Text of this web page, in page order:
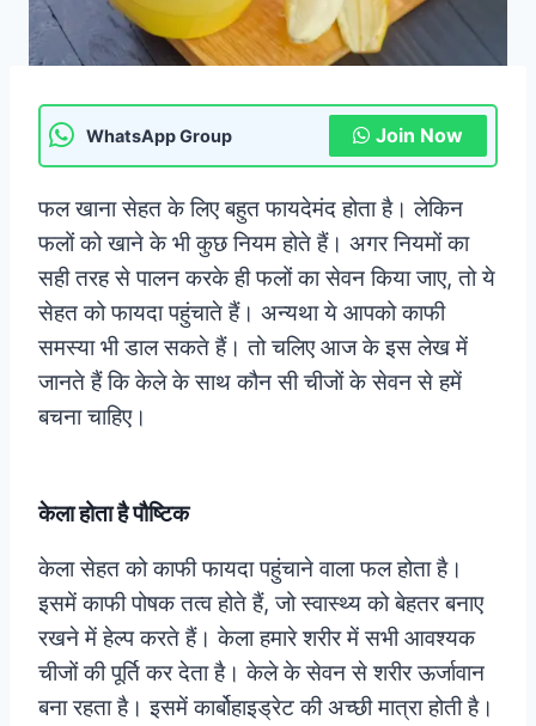
WhatsApp Group Join Now
फल खाना सेहत के लिए बहुत फायदेमंद होता है। लेकिन
फलों को खाने के भी कुछ नियम होते हैं। अगर नियमों का
सही तरह से पालन करके ही फलों का सेवन किया जाए, तो ये
सेहत को फायदा पहुंचाते हैं। अन्यथा ये आपको काफी
समस्या भी डाल सकते हैं। तो चलिए आज के इस लेख में
जानते हैं कि केले के साथ कौन सी चीजों के सेवन से हमें
बचना चाहिए।
केला होता है पौष्टिक
केला सेहत को काफी फायदा पहुंचाने वाला फल होता है।
इसमें काफी पोषक तत्व होते हैं, जो स्वास्थ्य को बेहतर बनाए
रखने में हेल्प करते हैं। केला हमारे शरीर में सभी आवश्यक
चीजों की पूर्ति कर देता है। केले के सेवन से शरीर ऊर्जावान
बना रहता है। इसमें कार्बोहाइड्रेट की अच्छी मात्रा होती है।